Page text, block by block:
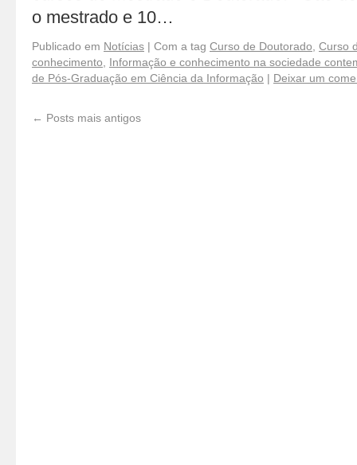
o mestrado e 10…
Publicado em Notícias | Com a tag Curso de Doutorado Curso
conhecimento
Informação e conhecimento na sociedade
de Pós-Graduação em Ciência da Informação | Deixar um
← Posts mais antigos